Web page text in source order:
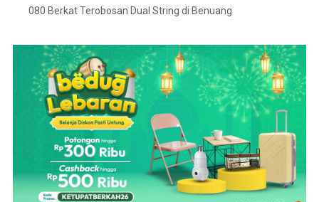
080 Berkat Terobosan Dual String di Benuang